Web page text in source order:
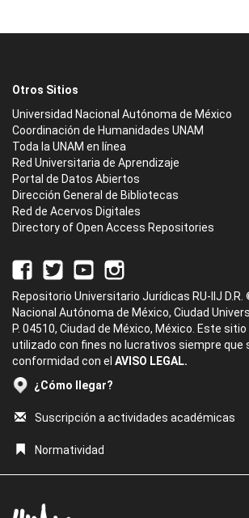
Otros Sitios
Universidad Nacional Autónoma de México
Coordinación de Humanidades UNAM
Toda la UNAM en línea
Red Universitaria de Aprendizaje
Portal de Datos Abiertos
Dirección General de Bibliotecas
Red de Acervos Digitales
Directory of Open Access Repositories
Repositorio Universitario Jurídicas RU-IIJ D.R.
Nacional Autónoma de México, Ciudad
P. 04510, Ciudad de México, México. Este
utilizado con fines no lucrativos siempre que
conformidad con el AVISO LEGAL.
¿Cómo llegar?
Suscripción a actividades académicas
Normatividad